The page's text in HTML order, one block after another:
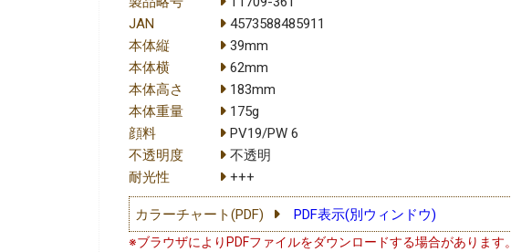
JAN
4573588485911
本体縦
39mm
本体横
62mm
本体高さ
183mm
本体重量
175g
顔料
PV19/PW 6
不透明度
不透明
耐光性
+++
カラーチャート(PDF) PDF表示(別ウィンドウ)
※ブラウザによりPDFファイルをダウンロードする場合があります。